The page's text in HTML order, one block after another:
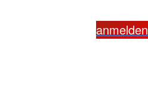
anmelden